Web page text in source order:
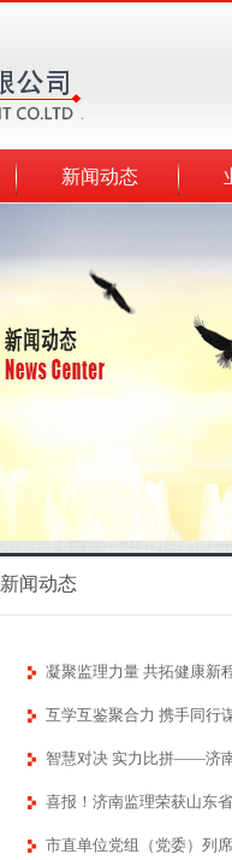
新闻动态
新闻动态
凝聚监理力量 共拓健康新
互学互鉴聚合力 携手同
智慧对决 实力比拼——济
喜报！济南监理荣获山东
市直单位党组（党委）列